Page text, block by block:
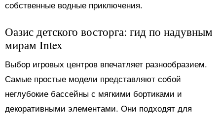
собственные водные приключения.
Оазис детского восторга: гид по надувным
мирам Intex
Выбор игровых центров впечатляет разнообразием.
Самые простые модели представляют собой
неглубокие бассейны с мягкими бортиками и
декоративными элементами. Они подходят для